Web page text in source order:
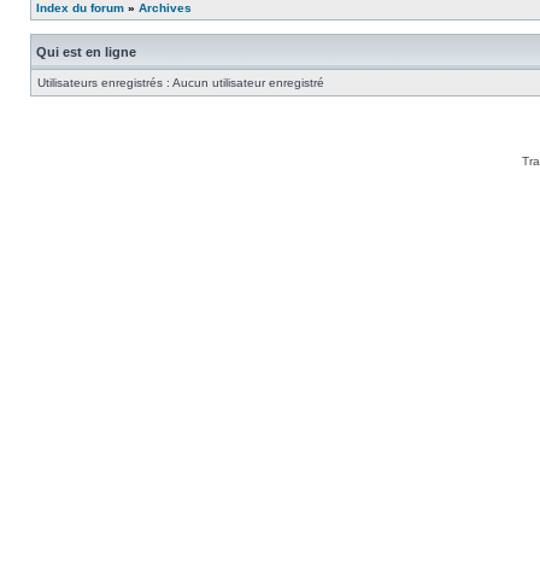
Index du forum » Archives
Qui est en ligne
Utilisateurs enregistrés : Aucun utilisateur enregistré